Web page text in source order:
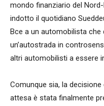
mondo finanziario del
indotto il quotidiano
Bce a un automobilista
un’autostrada in
altri automobilisti a essere
Comunque sia, la
attesa è stata finalmente